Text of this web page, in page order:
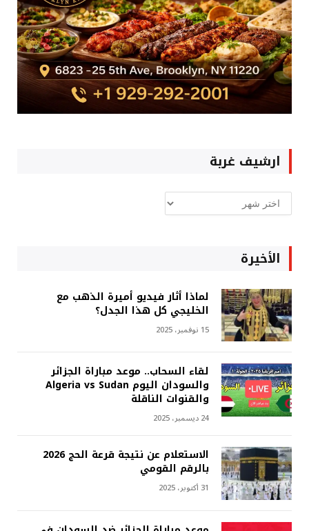
ارشيف غربة
ارشيف
غربة
الأخيرة
لماذا أثار فيديو أميرة الذهب مع
الخليجي كل هذا الجدل؟
15 نوفمبر، 2025
لقاء السحاب.. موعد مباراة الجزائر
والسودان اليوم Algeria vs Sudan
والقنوات الناقلة
24 ديسمبر، 2025
الاستعلام عن نتيجة قرعة الحج 2026
بالرقم القومي
31 أكتوبر، 2025